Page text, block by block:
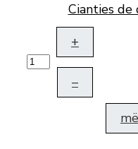
Cianties de
+
–